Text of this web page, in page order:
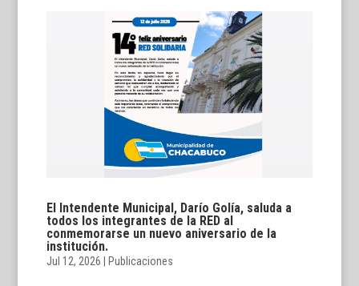
El Intendente Municipal, Darío Golía, saluda a
todos los integrantes de la RED al
conmemorarse un nuevo aniversario de la
institución.
Jul 12, 2026 Publicaciones